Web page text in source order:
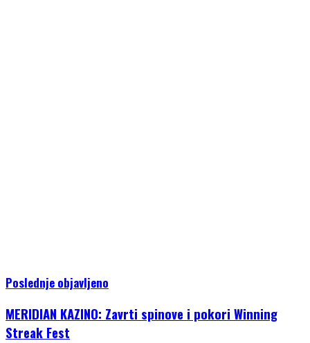
Poslednje objavljeno
MERIDIAN KAZINO: Zavrti spinove i pokori Winning
Streak Fest